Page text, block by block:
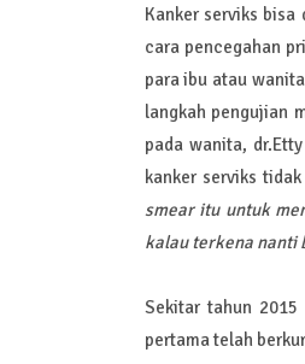
Kanker serviks
cara pencegahan
para ibu atau
langkah pengujian
pada wanita,
kanker serviks
smear itu untuk
kalau terkena nanti
Sekitar tahun
pertama telah